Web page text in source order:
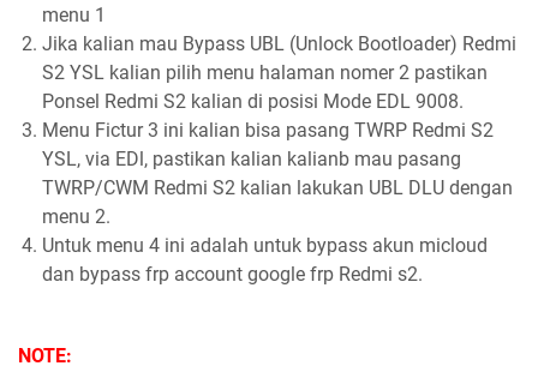
menu 1
Jika kalian mau Bypass UBL (Unlock Bootloader) Redmi
S2 YSL kalian pilih menu halaman nomer 2 pastikan
Ponsel Redmi S2 kalian di posisi Mode EDL 9008.
Menu Fictur 3 ini kalian bisa pasang TWRP Redmi S2
YSL, via EDl, pastikan kalian kalianb mau pasang
TWRP/CWM Redmi S2 kalian lakukan UBL DLU dengan
menu 2.
Untuk menu 4 ini adalah untuk bypass akun micloud
dan bypass frp account google frp Redmi s2.
NOTE: